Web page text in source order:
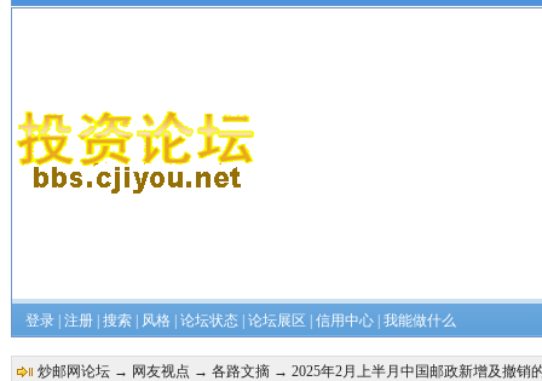
登录| 注册| 搜索| 风格| 论坛状态| 论坛展区 信用中心| 我能做什么
炒邮网论坛→ 网友视点 → 各路文摘→ 2025年2月上半月中国邮政新增及撤销